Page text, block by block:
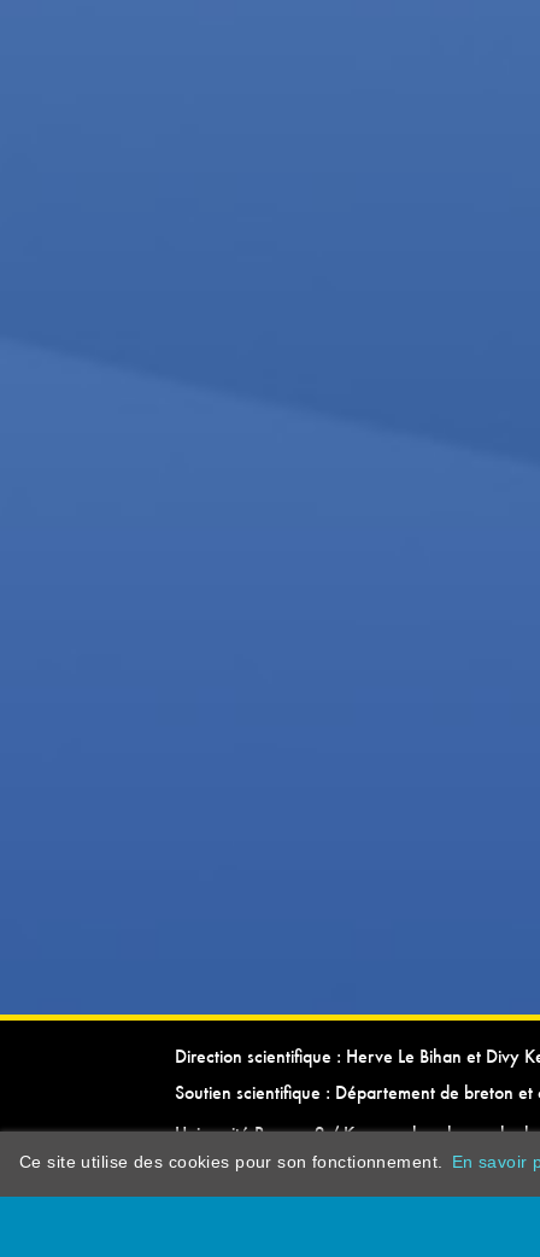
Direction scientifique : Herve Le Bihan et Divy
Soutien scientifique : Département de breton et
Université Rennes 2 / Kevrenn brezhoneg ha
Ce site utilise des cookies pour son fonctionnement. En savoir